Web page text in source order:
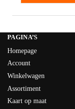
PAGINA’S
Homepage
Account
Winkelwagen
Assortiment
Kaart op maat